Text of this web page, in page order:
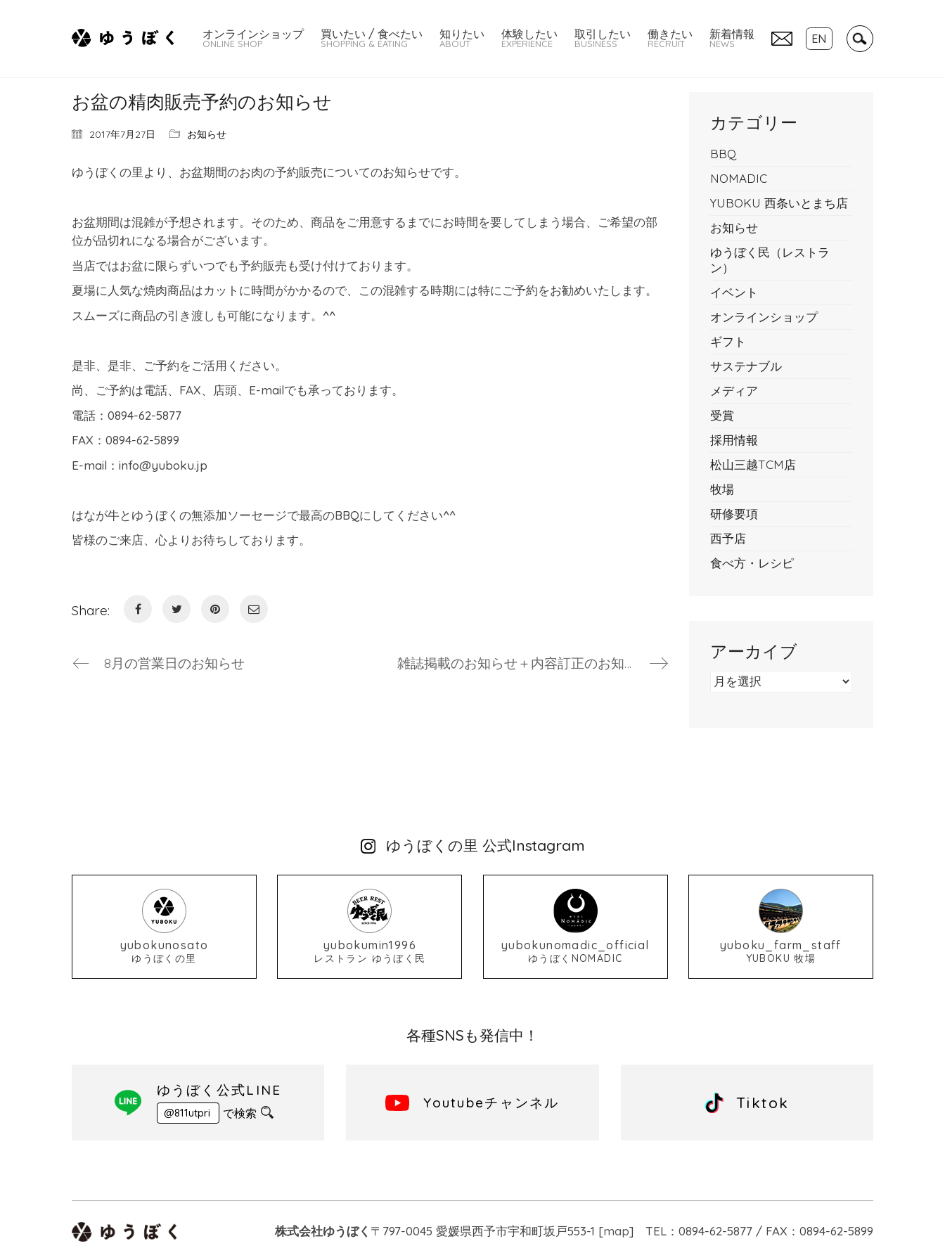
オンラインショップ
ONLINE SHOP
買いたい / 食べたい
SHOPPING & EATING
知りたい
ABOUT
体験したい
EXPERIENCE
取引したい
BUSINESS
働きたい
RECRUIT
新着情報
NEWS EN
お盆の精肉販売予約のお知らせ
2017年7月27日 お知らせ
ゆうぼくの里より、お盆期間のお肉の予約販売についてのお知らせです。
お盆期間は混雑が予想されます。そのため、商品をご用意するまでにお時間を要してしまう場合、ご希望の部
位が品切れになる場合がございます。
当店ではお盆に限らずいつでも予約販売も受け付けております。
夏場に人気な焼肉商品はカットに時間がかかるので、この混雑する時期には特にご予約をお勧めいたします。
スムーズに商品の引き渡しも可能になります。^^
是非、是非、ご予約をご活用ください。
尚、ご予約は電話、FAX、店頭、E-mailでも承っております。
電話：0894-62-5877
FAX：0894-62-5899
E-mail：info@yuboku.jp
はなが牛とゆうぼくの無添加ソーセージで最高のBBQにしてください^^
皆様のご来店、心よりお待ちしております。
Share:
8月の営業日のお知らせ 雑誌掲載のお知らせ＋内容訂正のお知らせ
カテゴリー
BBQ
NOMADIC
YUBOKU 西条いとまち店
お知らせ
ゆうぼく民（レストラ
ン）
イベント
オンラインショップ
ギフト
サステナブル
メディア
受賞
採用情報
松山三越TCM店
牧場
研修要項
西予店
食べ方・レシピ
アーカイブ
ア
ゆうぼくの里 公式Instagram
yubokunosato
ゆうぼくの里
yubokumin1996
レストラン ゆうぼく民
yubokunomadic_official
ゆうぼくNOMADIC
yuboku_farm_staff
YUBOKU 牧場
各種SNSも発信中！
ゆうぼく公式LINE
@811utpri で検索
Youtubeチャンネル Tiktok
株式会社ゆうぼく 〒797-0045 愛媛県西予市宇和町坂戸553-1 [map] TEL：0894-62-5877 / FAX：0894-62-5899